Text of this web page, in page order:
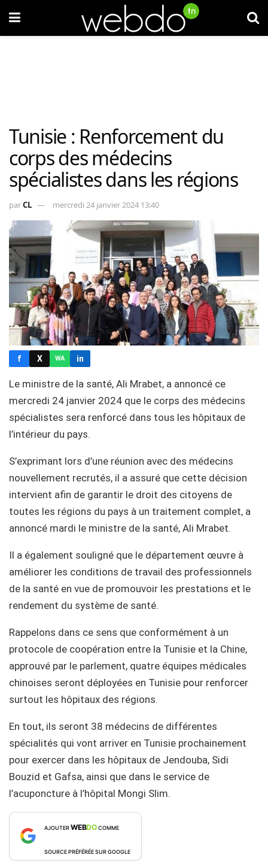
Tunisie : Renforcement du
corps des médecins
spécialistes dans les régions
parCL mercredi 24 janvier 2024 13:40
f X WA in
Le ministre de la santé, Ali Mrabet, a annoncé ce
mercredi 24 janvier 2024 que le corps des médecins
spécialistes sera renforcé dans tous les hôpitaux de
l’intérieur du pays.
S’exprimant lors d’une réunion avec des médecins
nouvellement recrutés, il a assuré que cette décision
intervient afin de garantir le droit des citoyens de
toutes les régions du pays à un traitement complet, a
annoncé mardi le ministre de la santé, Ali Mrabet.
Il a également souligné que le département œuvre à
améliorer les conditions de travail des professionnels
de la santé en vue de promouvoir les prestations et le
rendement du système de santé.
Rappelons dans ce sens que conformément à un
protocole de coopération entre la Tunisie et la Chine,
approuvé par le parlement, quatre équipes médicales
chinoises seront déployées en Tunisie pour renforcer
surtout les hôpitaux des régions.
En tout, ils seront 38 médecins de différentes
spécialités qui vont arriver en Tunisie prochainement
pour exercer dans les hôpitaux de Jendouba, Sidi
Bouzid et Gafsa, ainsi que dans le service de
l’acuponcture à l’hôpital Mongi Slim.
AJOUTERWEBDOCOMME
SOURCE PRÉFÉRÉE SUR GOOGLE